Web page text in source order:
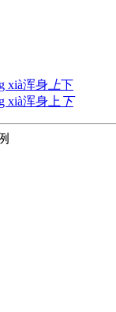
xià浑身 上下
xià浑身上 下